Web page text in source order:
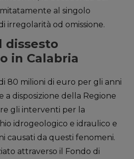
al singolo
irregolarità od omissione.
dissesto
in Calabria
80 milioni di euro per gli anni
a disposizione della Regione
gli interventi per la
idrogeologico e idraulico e
causati da questi fenomeni.
attraverso il Fondo di